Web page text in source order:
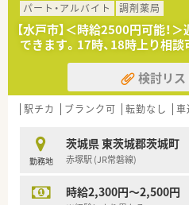
パート・アルバイト
調剤薬局
【水戸市】＜時給2500円可能！
できます。17時、18時上り相談
検討リ
駅チカ ブランク可 転勤なし 車
勤務地
茨城県 東茨城郡茨城町
赤塚駅 (JR常磐線)
時給2,300円～2,500円